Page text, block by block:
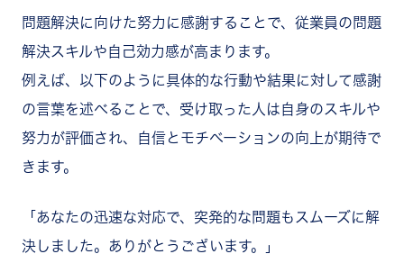
問題解決に向けた努力に感謝することで、従業員の問題
解決スキルや自己効力感が高まります。
例えば、以下のように具体的な行動や結果に対して感謝
の言葉を述べることで、受け取った人は自身のスキルや
努力が評価され、自信とモチベーションの向上が期待で
きます。
「あなたの迅速な対応で、突発的な問題もスムーズに解
決しました。ありがとうございます。」